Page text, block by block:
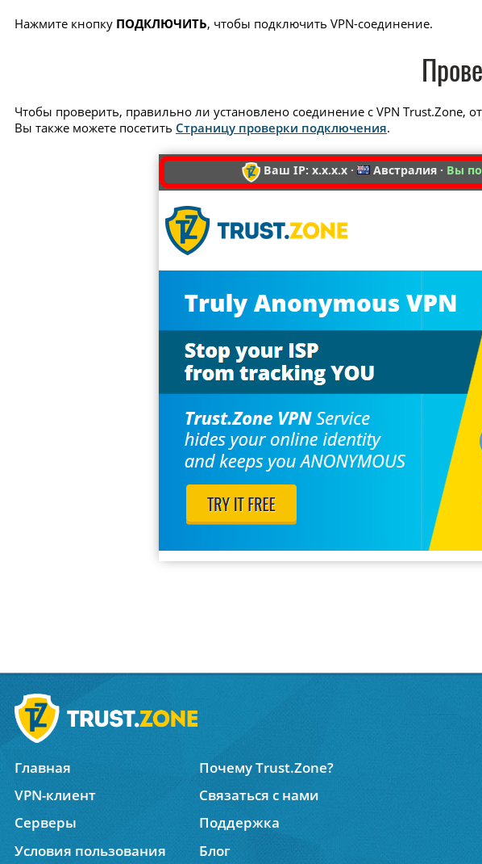
Нажмите кнопку ПОДКЛЮЧИТЬ, чтобы подключить VPN-соединение.
Чтобы проверить, правильно ли установлено соединение с VPN Trust.Zone,
Вы также можете посетить Страницу проверки подключения.
Ваш IP: x.x.x.x · Австралия · Вы
Главная
Почему Trust.Zone?
VPN-клиент
Связаться с нами
Серверы
Поддержка
Условия пользования
Блог